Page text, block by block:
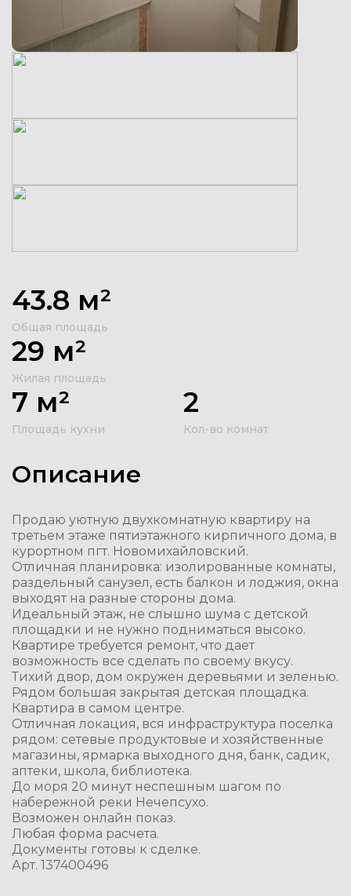
43.8 м²
Общая площадь
29 м²
Жилая площадь
7 м²
Площадь кухни
2
Кол-во комнат
Описание
Продаю уютную двухкомнатную квартиру на
третьем этаже пятиэтажного кирпичного дома, в
курортном пгт. Новомихайловский.
Отличная планировка: изолированные комнаты,
раздельный санузел, есть балкон и лоджия, окна
выходят на разные стороны дома.
Идеальный этаж, не слышно шума с детской
площадки и не нужно подниматься высоко.
Квартире требуется ремонт, что дает
возможность все сделать по своему вкусу.
Тихий двор, дом окружен деревьями и зеленью.
Рядом большая закрытая детская площадка.
Квартира в самом центре.
Отличная локация, вся инфраструктура поселка
рядом: сетевые продуктовые и хозяйственные
магазины, ярмарка выходного дня, банк, садик,
аптеки, школа, библиотека.
До моря 20 минут неспешным шагом по
набережной реки Нечепсухо.
Возможен онлайн показ.
Любая форма расчета.
Документы готовы к сделке.
Арт. 137400496